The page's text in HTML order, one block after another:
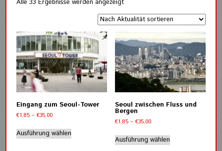
Alle 33 Ergebnisse werden angezeigtNach
Aktualität
sortiert
Eingang zum Seoul-Tower
€1,85 –€35,00Preisspanne:
bis
€35,00
Ausführung wählen
Dieses
Produkt
Seoul zwischen Fluss und
Bergen
€1,85 – €35,00Preisspanne:
bis
€35,00
Ausführung wählen
Dieses
Produkt